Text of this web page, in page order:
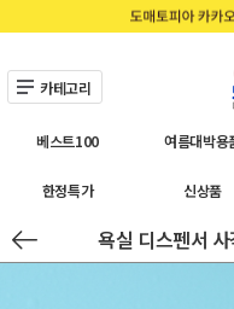
카테고리
베스트100 여름대박용
한정특가 신상품
욕실 디스펜서